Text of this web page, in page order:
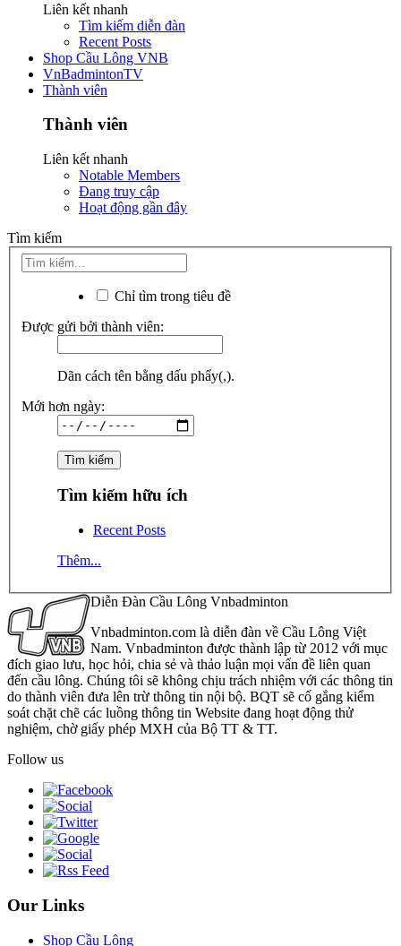
Liên kết nhanh
Tìm kiếm diễn đàn
Recent Posts
Shop Cầu Lông VNB
VnBadmintonTV
Thành viên
Thành viên
Liên kết nhanh
Notable Members
Đang truy cập
Hoạt động gần đây
Tìm kiếm
Chỉ tìm trong tiêu đề
Được gửi bởi thành viên:
Dãn cách tên bằng dấu phẩy(,).
Mới hơn ngày:
Tìm kiếm hữu ích
Recent Posts
Thêm...
Diễn Đàn Cầu Lông Vnbadminton
Vnbadminton.com là diễn đàn về Cầu Lông Việt
Nam. Vnbadminton được thành lập từ 2012 với mục
đích giao lưu, học hỏi, chia sẻ và thảo luận mọi vấn đề liên quan
đến cầu lông. Chúng tôi sẽ không chịu trách nhiệm với các thông tin
do thành viên đưa lên trừ thông tin nội bộ. BQT sẽ cố gắng kiểm
soát chặt chẽ các luồng thông tin Website đang hoạt động thử
nghiệm, chờ giấy phép MXH của Bộ TT & TT.
Follow us
Our Links
Shop Cầu Lông